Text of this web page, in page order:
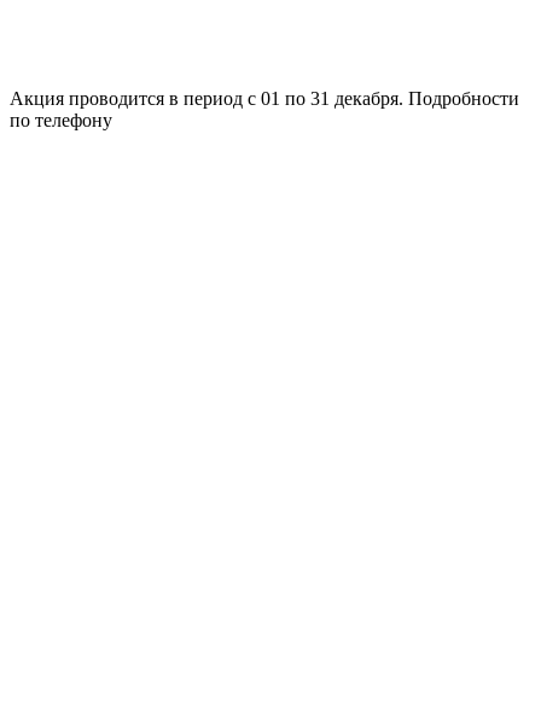
Акция проводится в период с 01 по 31 декабря. Подробности
по телефону